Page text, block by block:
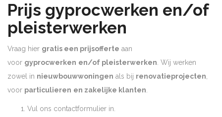
Prijs gyprocwerken en/of
pleisterwerken
Vraag hier gratis een prijsofferte aan
voor gyprocwerken en/of pleisterwerken. Wij werken
zowel in nieuwbouwwoningen als bij renovatieprojecten,
voor particulieren en zakelijke klanten.
Vul ons contactformulier in.